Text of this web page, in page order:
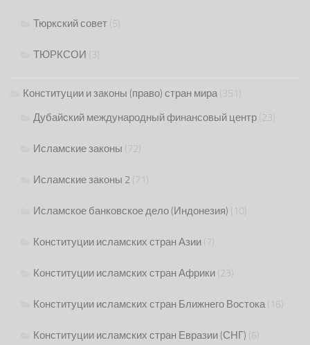
Тюркский совет (5)
ТЮРКСОИ (3)
Конституции и законы (право) стран мира(351)
Дубайский международный финансовый центр (23)
Исламские законы (72)
Исламские законы 2 (71)
Исламское банковское дело (Индонезия) (10)
Конституции исламских стран Азии (7)
Конституции исламских стран Африки (23)
Конституции исламских стран Ближнего Востока(16)
Конституции исламских стран Евразии (СНГ) (6)